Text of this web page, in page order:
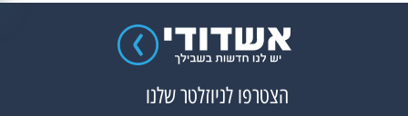
הצטרפו לניוזלטר שלנו